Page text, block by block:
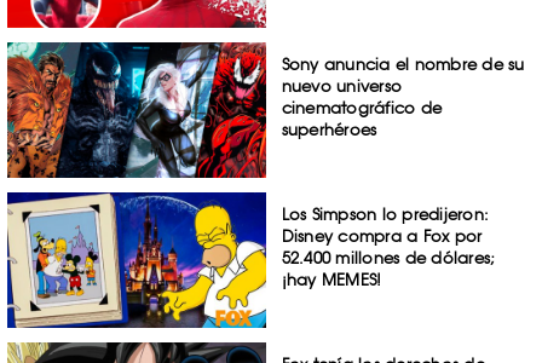
Sony anuncia el nombre de su
nuevo universo
cinematográfico de
superhéroes
Los Simpson lo predijeron:
Disney compra a Fox por
52.400 millones de dólares;
¡hay MEMES!